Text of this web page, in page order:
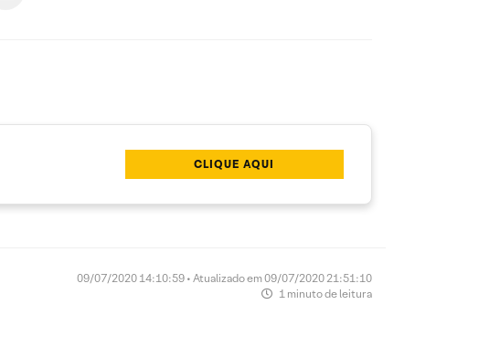
CLIQUE AQUI
09/07/2020 14:10:59 • Atualizado em 09/07/2020 21:51:10
1 minuto de leitura